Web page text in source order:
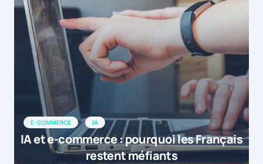
E-COMMERCE IA
IA et e-commerce : pourquoi les Français
restent méfiants